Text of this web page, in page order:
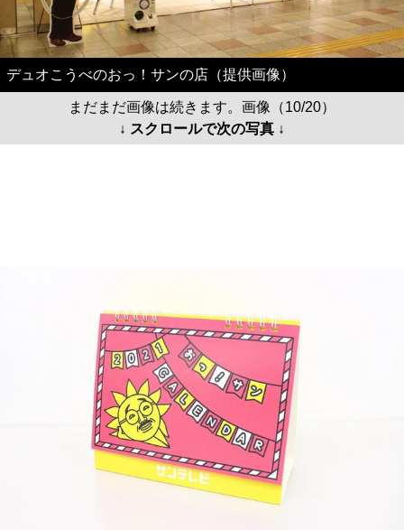
デュオこうべのおっ！サンの店（提供画像）
まだまだ画像は続きます。画像（10/20）
↓ スクロールで次の写真 ↓